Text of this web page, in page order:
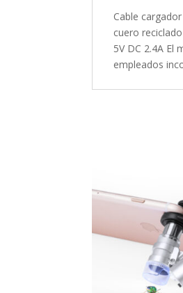
Cable
cuero
5V DC 2.4A El
empleados